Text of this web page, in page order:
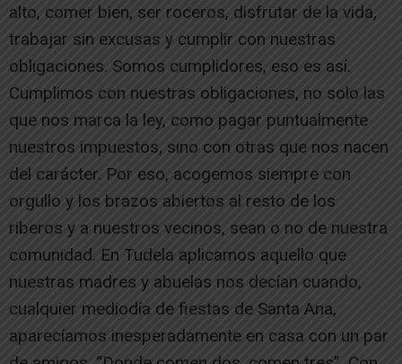
alto, comer bien, ser roceros, disfrutar de la vida,
trabajar sin excusas y cumplir con nuestras
obligaciones. Somos cumplidores, eso es así.
Cumplimos con nuestras obligaciones, no solo las
que nos marca la ley, como pagar puntualmente
nuestros impuestos, sino con otras que nos nacen
del carácter. Por eso, acogemos siempre con
orgullo y los brazos abiertos al resto de los
riberos y a nuestros vecinos, sean o no de nuestra
comunidad. En Tudela aplicamos aquello que
nuestras madres y abuelas nos decían cuando,
cualquier mediodía de fiestas de Santa Ana,
aparecíamos inesperadamente en casa con un par